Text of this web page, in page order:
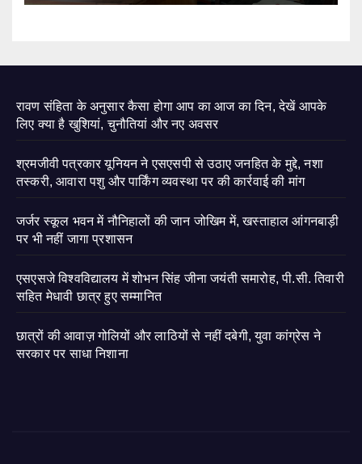
रावण संहिता के अनुसार कैसा होगा आप का आज का दिन, देखें आपके
लिए क्या है खुशियां, चुनौतियां और नए अवसर
श्रमजीवी पत्रकार यूनियन ने एसएसपी से उठाए जनहित के मुद्दे, नशा
तस्करी, आवारा पशु और पार्किंग व्यवस्था पर की कार्रवाई की मांग
जर्जर स्कूल भवन में नौनिहालों की जान जोखिम में, खस्ताहाल आंगनबाड़ी
पर भी नहीं जागा प्रशासन
एसएसजे विश्वविद्यालय में शोभन सिंह जीना जयंती समारोह, पी.सी. तिवारी
सहित मेधावी छात्र हुए सम्मानित
छात्रों की आवाज़ गोलियों और लाठियों से नहीं दबेगी, युवा कांग्रेस ने
सरकार पर साधा निशाना